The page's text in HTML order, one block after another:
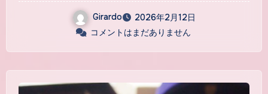
Girardo
2026年2月12日
コメントはまだありません